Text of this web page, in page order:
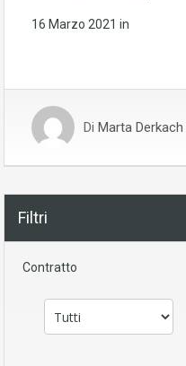
16 Marzo 2021 in
Di Marta Derkach
Filtri
Contratto